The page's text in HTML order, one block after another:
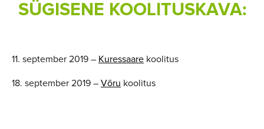
SÜGISENE KOOLITUSKAVA:
11. september 2019 – Kuressaare koolitus
18. september 2019 – Võru koolitus